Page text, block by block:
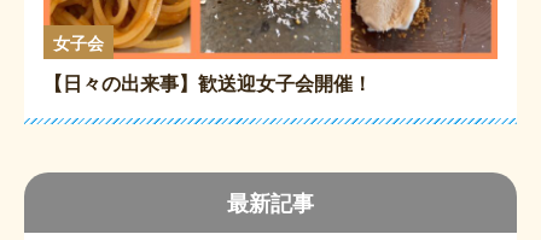
最新記事
女子会
【日々の出来事】歓送迎女子会開催！